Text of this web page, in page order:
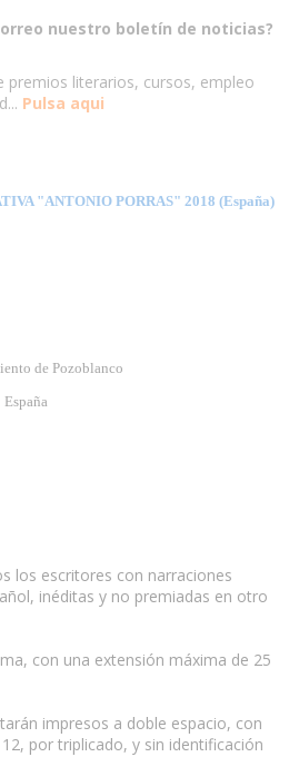
nuestro boletín de noticias?
premios literarios, cursos, empleo
Pulsa aqui
"ANTONIO PORRAS" 2018 (España)
de Pozoblanco
España
los escritores con narraciones
inéditas y no premiadas en otro
con una extensión máxima de 25
impresos a doble espacio, con
por triplicado, y sin identificación